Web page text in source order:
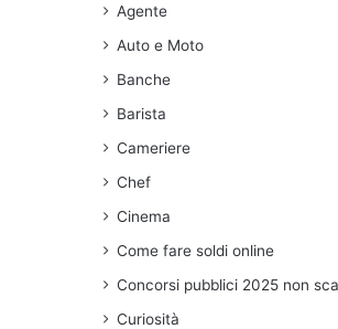
Agente
Auto e Moto
Banche
Barista
Cameriere
Chef
Cinema
Come fare soldi online
Concorsi pubblici 2025 non
Curiosità